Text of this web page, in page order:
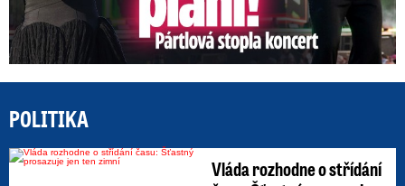
POLITIKA
Vláda rozhodne o střídání